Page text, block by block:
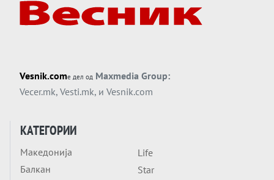
Вечер тема
ДЛАБОКО УДОЛУ: Сметководствените
Вечер тема
АТОМСКО ДОМИНО НА БЛИСКИОТ
ИСТОК
Обвинувањето кон Русија го поврзува
Блискиот Исток со украинското бојно
Vesnik.comе дел од Maxmedia Group:
Vecer.mk, Vesti.mk, и Vesnik.com
КАТЕГОРИИ
Македонија
Балкан
Life
Star